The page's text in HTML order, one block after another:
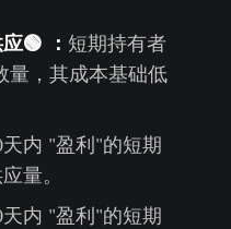
🟢 ： 短期持有者
量，其成本基础低
内 "盈利"的短期
量。
内 "盈利"的短期